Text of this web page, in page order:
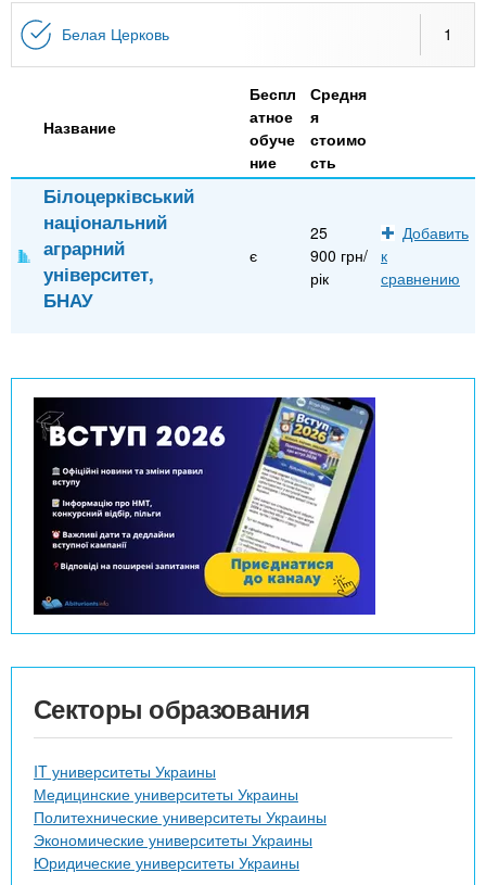
n
t
.
i
n
f
o
а
и
Онлайн курсы
За рубежом
Белая Церковь 1
Название
Беспл
атное
обуче
ние
Средня
я
стоимо
сть
Білоцерківський
національний
аграрний
університет,
БНАУ
є
25
900 грн/
рік
Добавить
к
сравнению
Секторы образования
IT университеты Украины
Медицинские университеты Украины
Политехнические университеты Украины
Экономические университеты Украины
Юридические университеты Украины